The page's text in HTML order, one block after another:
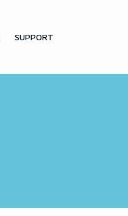
SUPPORT